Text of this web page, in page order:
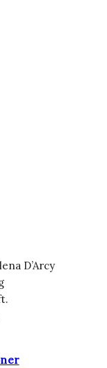
D’Arcy